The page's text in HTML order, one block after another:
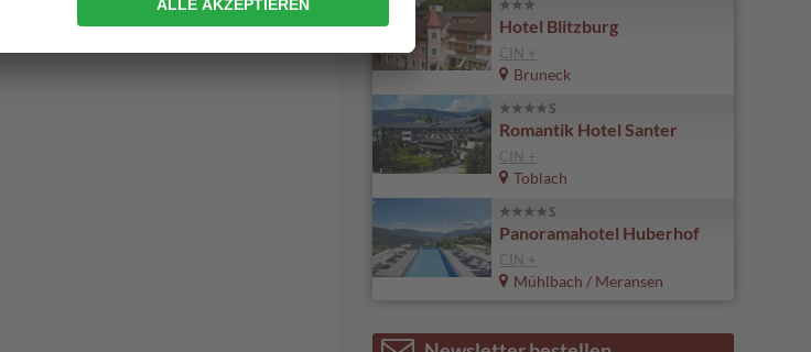
Hotel Blitzburg
CIN +
Bruneck
Romantik Hotel Santer
CIN +
Toblach
Panoramahotel Huberhof
CIN +
Mühlbach / Meransen